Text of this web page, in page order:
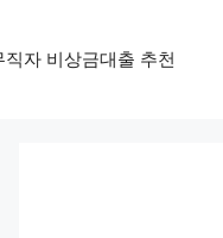
직자 비상금대출 추천